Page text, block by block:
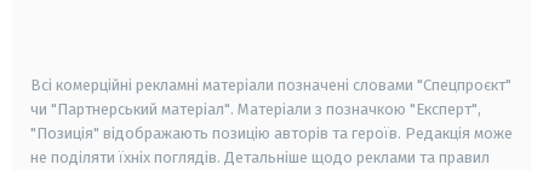
Всі комерційні рекламні матеріали позначені словами "Спецпроєкт"
чи "Партнерський матеріал". Матеріали з позначкою "Експерт",
"Позиція" відображають позицію авторів та героїв. Редакція може
не поділяти їхніх поглядів. Детальніше щодо реклами та правил